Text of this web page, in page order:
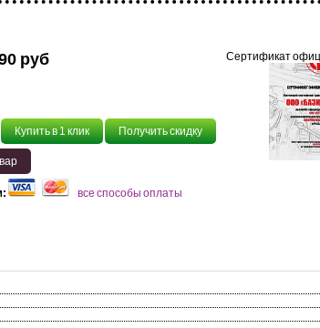
Сертификат
руб
Купить в 1 клик Получить скидку
все способы оплаты